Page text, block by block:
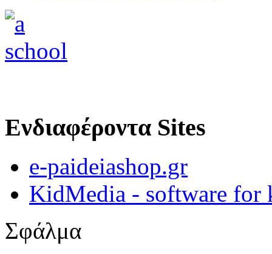
Ενδιαφέροντα Sites
e-paideiashop.gr
KidMedia - software for
Σφάλμα